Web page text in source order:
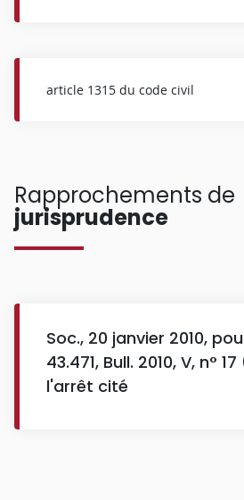
article 1315 du code civil
Rapprochements de
jurisprudence
Soc., 20 janvier 2010,
43.471, Bull. 2010, V, n°
l'arrêt cité